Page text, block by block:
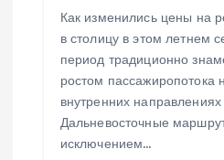
Как изменились цены на
в столицу в этом летнем
период традиционно
ростом пассажиропотока
внутренних
Дальневосточные
исключением…